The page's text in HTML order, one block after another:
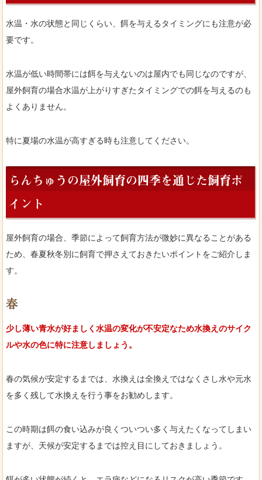
水温・水の状態と同じくらい、餌を与えるタイミングにも注意が必
要です。
水温が低い時間帯には餌を与えないのは屋内でも同じなのですが、
屋外飼育の場合水温が上がりすぎたタイミングでの餌を与えるのも
よくありません。
特に夏場の水温が高すぎる時も注意してください。
らんちゅうの屋外飼育の四季を通じた飼育ポ
イント
屋外飼育の場合、季節によって飼育方法が微妙に異なることがある
ため、春夏秋冬別に飼育で押さえておきたいポイントをご紹介しま
す。
春
少し薄い青水が好ましく水温の変化が不安定なため水換えのサイク
ルや水の色に特に注意しましょう。
春の気候が安定するまでは、水換えは全換えではなくさし水や元水
を多く残して水換えを行う事をお勧めします。
この時期は餌の食い込みが良くついつい多く与えたくなってしまい
ますが、天候が安定するまでは控え目にしておきましょう。